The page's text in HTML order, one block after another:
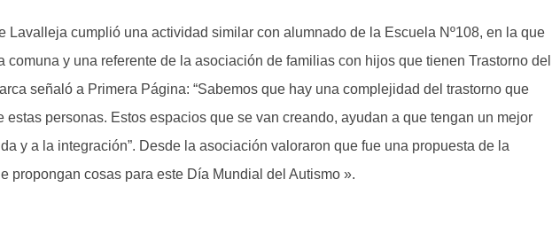
Lavalleja cumplió una actividad similar con alumnado de la Escuela Nº108, en la que
y una referente de la asociación de familias con hijos que tienen Trastorno del
señaló a Primera Página: “Sabemos que hay una complejidad del trastorno que
personas. Estos espacios que se van creando, ayudan a que tengan un mejor
y a la integración”. Desde la asociación valoraron que fue una propuesta de la
propongan cosas para este Día Mundial del Autismo ».